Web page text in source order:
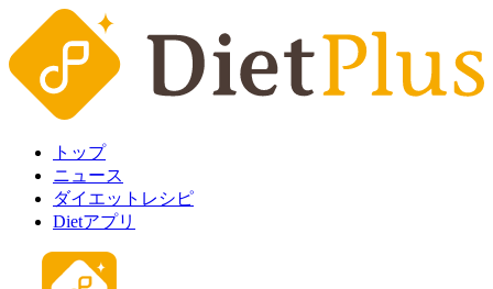
トップ
ニュース
ダイエットレシピ
Dietアプリ